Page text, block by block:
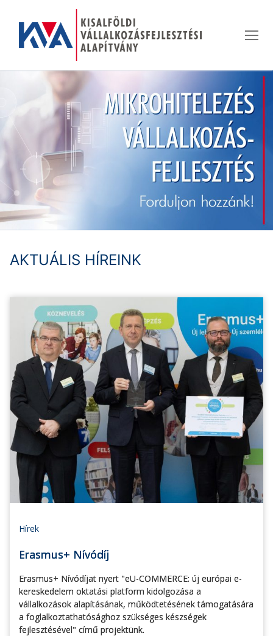
tartalomra
AKTUÁLIS HÍREINK
Hírek
Erasmus+ Nívódíj
Erasmus+ Nívódíjat nyert "eU-COMMERCE: új európai e-
kereskedelem oktatási platform kidolgozása a
vállalkozások alapításának, működtetésének támogatására
a foglalkoztathatósághoz szükséges készségek
fejlesztésével" című projektünk.